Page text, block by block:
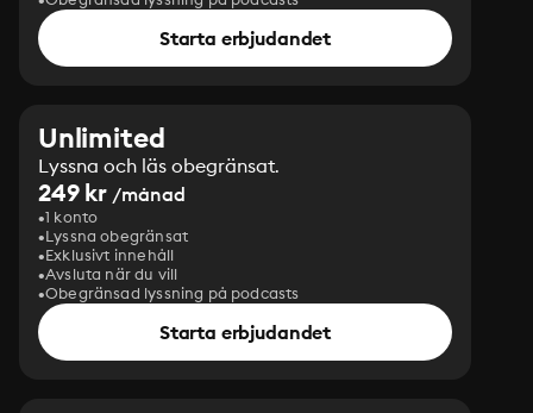
Starta erbjudandet
Unlimited
Lyssna och läs obegränsat.
249 kr /månad
1 konto
Lyssna obegränsat
Exklusivt innehåll
Avsluta när du vill
Obegränsad lyssning på podcasts
Starta erbjudandet